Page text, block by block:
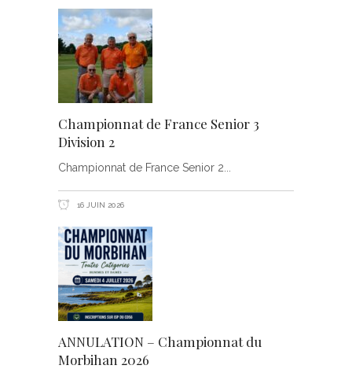
Championnat de France Senior 3
Division 2
Championnat de France Senior 2
16 JUIN 2026
ANNULATION – Championnat du
Morbihan 2026